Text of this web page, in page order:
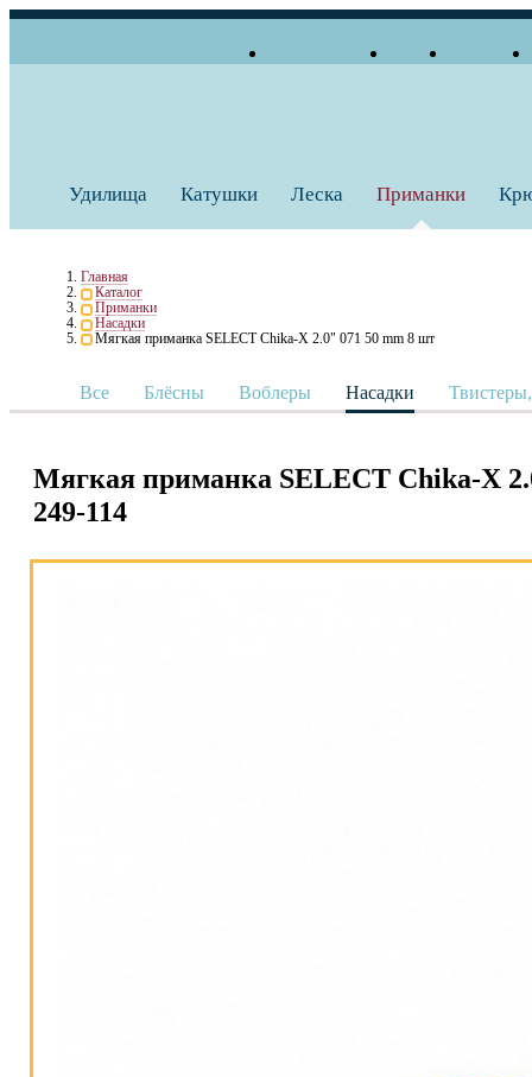
Удилища Катушки Леска Приманки
Главная
Каталог
Приманки
Насадки
Мягкая приманка SELECT Chika-X 2.0" 071 50 mm 8 шт
Все Блёсны Воблеры Насадки
Мягкая приманка SELECT Chika-X
249-114